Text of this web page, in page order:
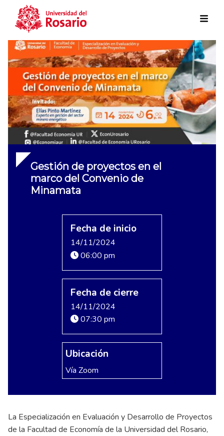
Skip to main content
Gestión de proyectos en el
marco del Convenio de
Minamata
Fecha de inicio
14/11/2024
06:00 pm
Fecha de cierre
14/11/2024
07:30 pm
Ubicación
Vía Zoom
La Especialización en Evaluación y Desarrollo de Proyectos
de la Facultad de Economía de la Universidad del Rosario,